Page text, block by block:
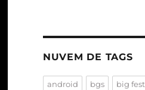
NUVEM DE TAGS
android bgs big